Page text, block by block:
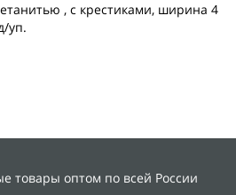
, с крестиками, ширина 4
уп.
товары оптом по всей России